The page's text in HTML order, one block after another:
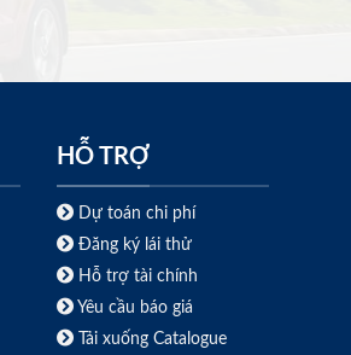
HỖ TRỢ
Dự toán chi phí
Đăng ký lái thử
Hỗ trợ tài chính
Yêu cầu báo giá
Tải xuống Catalogue